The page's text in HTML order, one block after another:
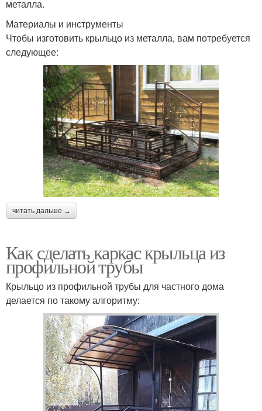
металла.
Материалы и инструменты
Чтобы изготовить крыльцо из металла, вам потребуется
следующее:
читать дальше →
Как сделать каркас крыльца из
профильной трубы
Крыльцо из профильной трубы для частного дома
делается по такому алгоритму: